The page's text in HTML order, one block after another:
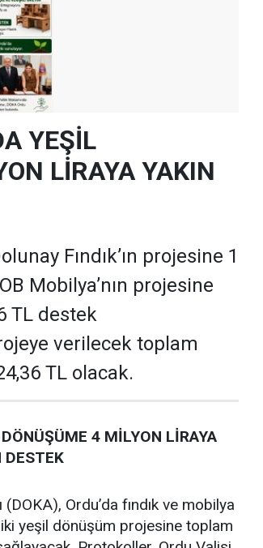
YEŞİL
LİRAYA YAKIN
Fındık’ın projesine 1
Mobilya’nın projesine
TL destek
verilecek toplam
TL olacak.
4 MİLYON LİRAYA
DESTEK
Ordu’da fındık ve mobilya
yeşil dönüşüm projesine toplam